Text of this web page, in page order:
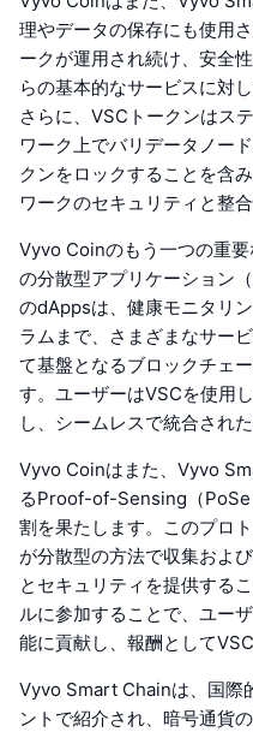
理やデータの保存にも使用
ークが運用され続け、安全
らの基本的なサービスに対
さらに、VSCトークンはス
ワーク上でバリデータノー
クンをロックすることを含
ワークのセキュリティと整
Vyvo Coinのもう一つの重
の分散型アプリケーション
のdAppsは、健康モニタリ
ラムまで、さまざまなサー
て基盤となるブロックチェ
す。ユーザーはVSCを使用
し、シームレスで統合され
Vyvo Coinはまた、Vyvo
るProof-of-Sensing（PoSe
割を果たします。このプロ
が分散型の方法で収集およ
とセキュリティを提供する
ルに参加することで、ユー
能に貢献し、報酬として
Vyvo Smart Chainは、国際
ントで紹介され、暗号通貨